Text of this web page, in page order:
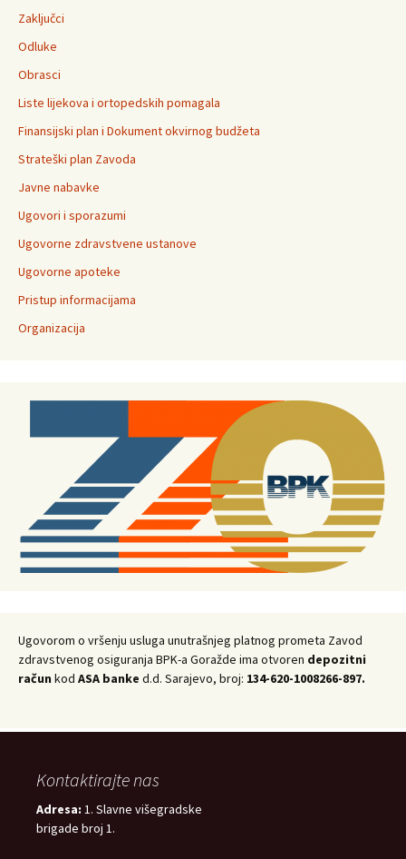
Zaključci
Odluke
Obrasci
Liste lijekova i ortopedskih pomagala
Finansijski plan i Dokument okvirnog budžeta
Strateški plan Zavoda
Javne nabavke
Ugovori i sporazumi
Ugovorne zdravstvene ustanove
Ugovorne apoteke
Pristup informacijama
Organizacija
Ugovorom o vršenju usluga unutrašnjeg platnog prometa Zavod
zdravstvenog osiguranja BPK-a Goražde ima otvoren depozitni
račun kod ASA banke d.d. Sarajevo, broj: 134-620-1008266-897.
Kontaktirajte nas
Adresa: 1. Slavne višegradske
brigade broj 1.